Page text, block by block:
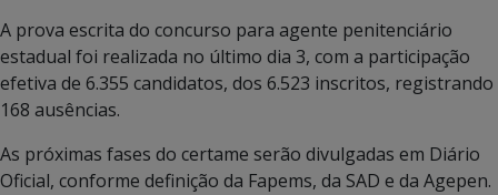
A prova escrita do concurso para agente penitenciário
estadual foi realizada no último dia 3, com a participação
efetiva de 6.355 candidatos, dos 6.523 inscritos, registrando
168 ausências.
As próximas fases do certame serão divulgadas em Diário
Oficial, conforme definição da Fapems, da SAD e da Agepen.